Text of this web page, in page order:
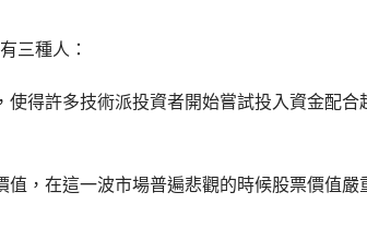
三種人：
得許多技術派投資者開始嘗試投入資金配合
，在這一波市場普遍悲觀的時候股票價值嚴